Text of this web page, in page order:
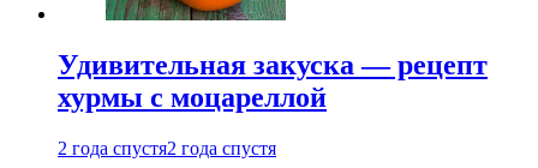
Удивительная закуска — рецепт
хурмы с моцареллой
2 года спустя2 года спустя